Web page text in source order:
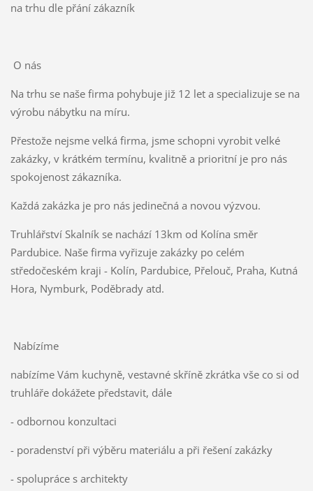
na trhu dle přání zákazník
O nás
Na trhu se naše firma pohybuje již 12 let a specializuje se na
výrobu nábytku na míru.
Přestože nejsme velká firma, jsme schopni vyrobit velké
zakázky, v krátkém termínu, kvalitně a prioritní je pro nás
spokojenost zákazníka.
Každá zakázka je pro nás jedinečná a novou výzvou.
Truhlářství Skalník se nachází 13km od Kolína směr
Pardubice. Naše firma vyřizuje zakázky po celém
středočeském kraji - Kolín, Pardubice, Přelouč, Praha, Kutná
Hora, Nymburk, Poděbrady atd.
Nabízíme
nabízíme Vám kuchyně, vestavné skříně zkrátka vše co si od
truhláře dokážete představit, dále
- odbornou konzultaci
- poradenství při výběru materiálu a při řešení zakázky
- spolupráce s architekty